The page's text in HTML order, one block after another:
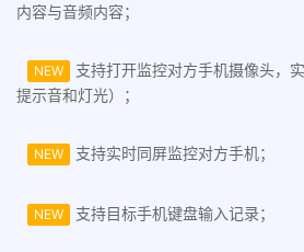
内容与音频内容；
NEW
支持打开监控对方手机摄像头，
提示音和灯光）；
NEW 支持实时同屏监控对方手机；
NEW 支持目标手机键盘输入记录；